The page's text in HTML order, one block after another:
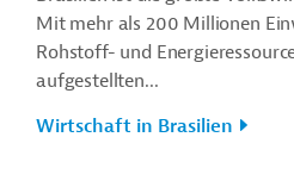
Mit mehr als 200 Millionen
Rohstoff- und
aufgestellten...
Wirtschaft in Brasilien